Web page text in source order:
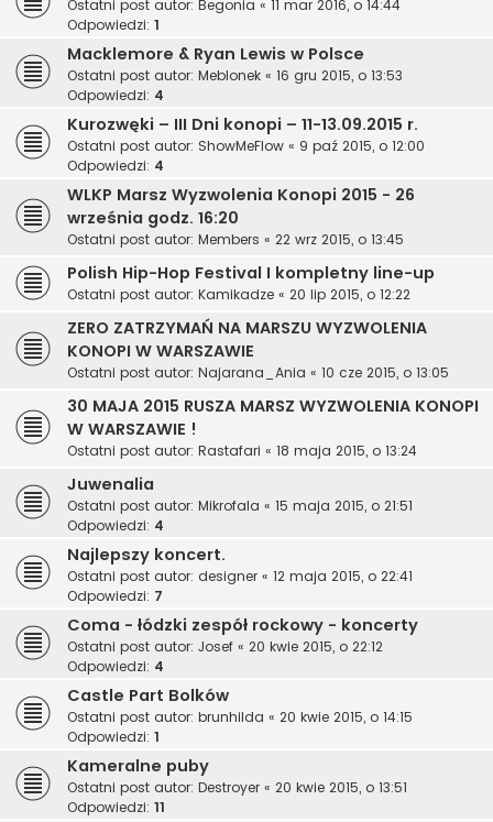
Ostatni post autor: Begonia « 11 mar 2016, o 14:44
Odpowiedzi: 1
Macklemore & Ryan Lewis w Polsce
Ostatni post autor: Meblonek « 16 gru 2015, o 13:53
Odpowiedzi: 4
Kurozwęki – III Dni konopi – 11-13.09.2015 r.
Ostatni post autor: ShowMeFlow « 9 paź 2015, o 12:00
Odpowiedzi: 4
WLKP Marsz Wyzwolenia Konopi 2015 - 26
września godz. 16:20
Ostatni post autor: Members « 22 wrz 2015, o 13:45
Polish Hip-Hop Festival I kompletny line-up
Ostatni post autor: Kamikadze « 20 lip 2015, o 12:22
ZERO ZATRZYMAŃ NA MARSZU WYZWOLENIA
KONOPI W WARSZAWIE
Ostatni post autor: Najarana_Ania « 10 cze 2015, o 13:05
30 MAJA 2015 RUSZA MARSZ WYZWOLENIA KONOPI
W WARSZAWIE !
Ostatni post autor: Rastafari « 18 maja 2015, o 13:24
Juwenalia
Ostatni post autor: Mikrofala « 15 maja 2015, o 21:51
Odpowiedzi: 4
Najlepszy koncert.
Ostatni post autor: designer « 12 maja 2015, o 22:41
Odpowiedzi: 7
Coma - łódzki zespół rockowy - koncerty
Ostatni post autor: Josef « 20 kwie 2015, o 22:12
Odpowiedzi: 4
Castle Part Bolków
Ostatni post autor: brunhilda « 20 kwie 2015, o 14:15
Odpowiedzi: 1
Kameralne puby
Ostatni post autor: Destroyer « 20 kwie 2015, o 13:51
Odpowiedzi: 11